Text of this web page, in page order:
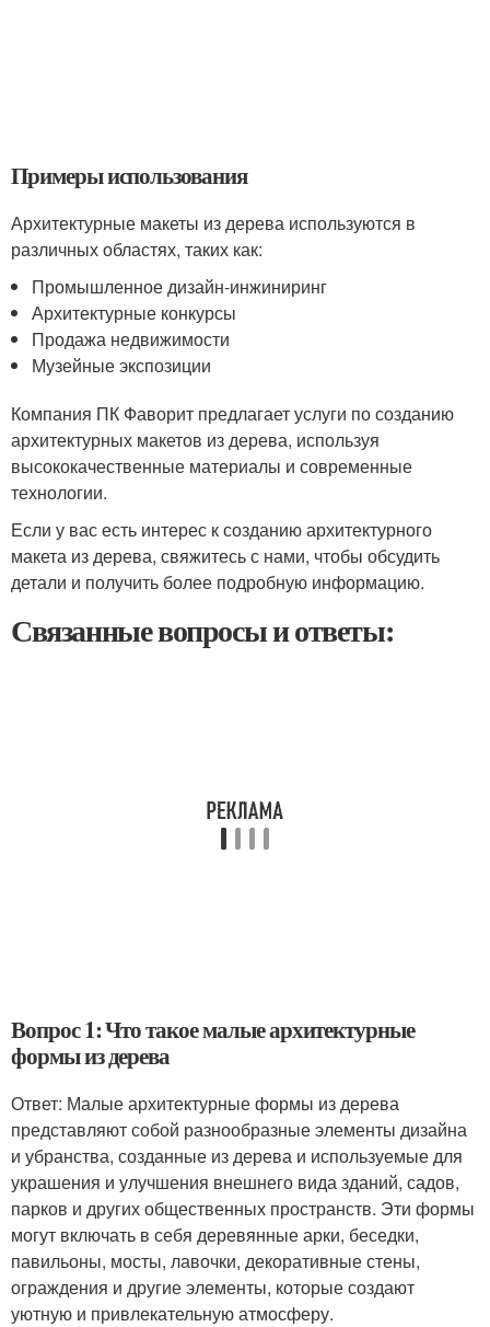
Примеры использования
Архитектурные макеты из дерева используются в
различных областях, таких как:
Промышленное дизайн-инжиниринг
Архитектурные конкурсы
Продажа недвижимости
Музейные экспозиции
Компания ПК Фаворит предлагает услуги по созданию
архитектурных макетов из дерева, используя
высококачественные материалы и современные
технологии.
Если у вас есть интерес к созданию архитектурного
макета из дерева, свяжитесь с нами, чтобы обсудить
детали и получить более подробную информацию.
Связанные вопросы и ответы:
Вопрос 1: Что такое малые архитектурные
формы из дерева
Ответ: Малые архитектурные формы из дерева
представляют собой разнообразные элементы дизайна
и убранства, созданные из дерева и используемые для
украшения и улучшения внешнего вида зданий, садов,
парков и других общественных пространств. Эти формы
могут включать в себя деревянные арки, беседки,
павильоны, мосты, лавочки, декоративные стены,
ограждения и другие элементы, которые создают
уютную и привлекательную атмосферу.